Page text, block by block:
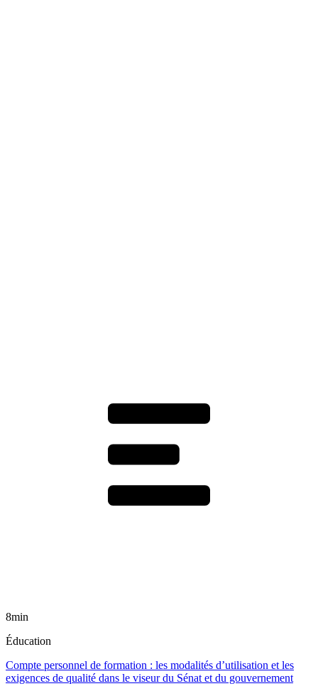
8min
Éducation
Compte personnel de formation : les modalités d’utilisation et les
exigences de qualité dans le viseur du Sénat et du gouvernement